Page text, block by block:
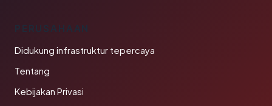
PERUSAHAAN
Didukung infrastruktur tepercaya
Tentang
Kebijakan Privasi